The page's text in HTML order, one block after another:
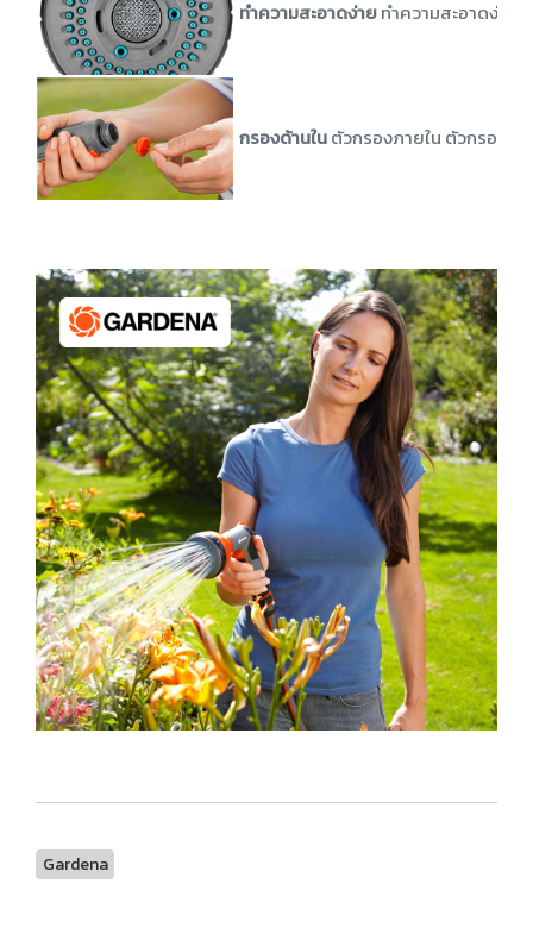
ทำความสะอาดง่ายทำความสะอาดง่า
กรองด้านในตัวกรองภายใน ตัวกรองซึ่
Gardena